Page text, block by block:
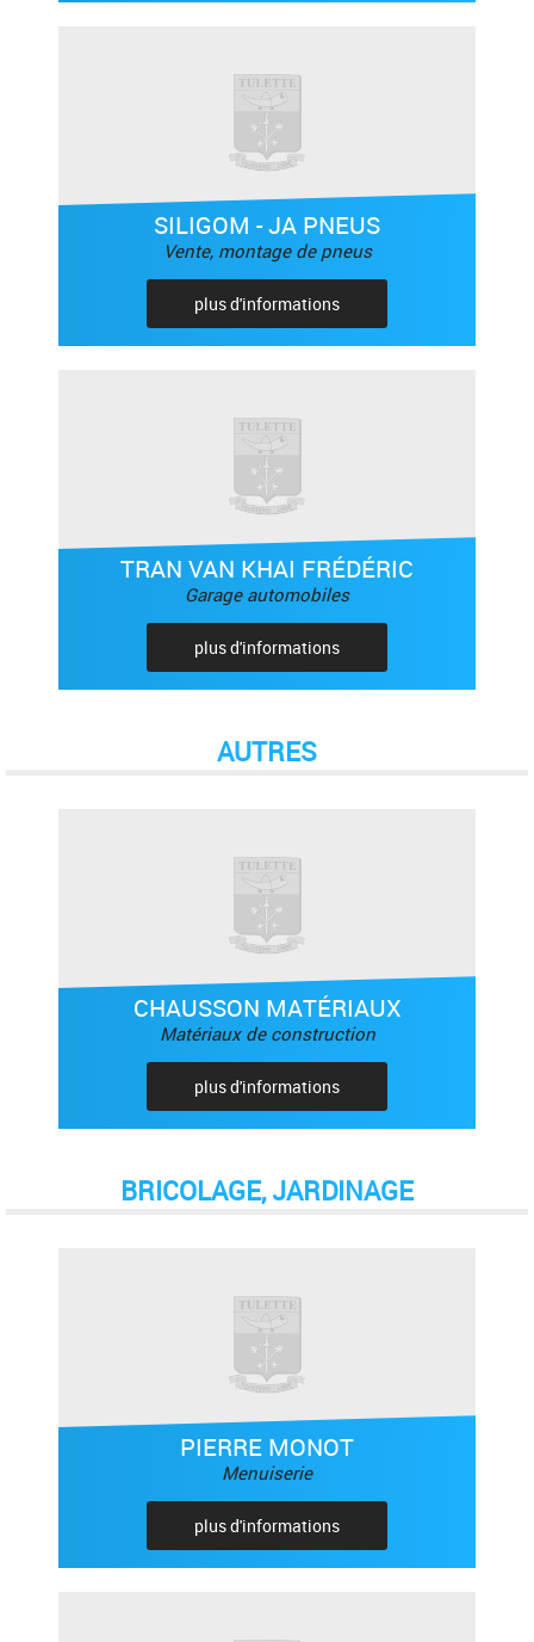
SILIGOM - JA PNEUS
Vente, montage de pneus
plus d'informations
TRAN VAN KHAI FRÉDÉRIC
Garage automobiles
plus d'informations
AUTRES
CHAUSSON MATÉRIAUX
Matériaux de construction
plus d'informations
BRICOLAGE, JARDINAGE
PIERRE MONOT
Menuiserie
plus d'informations